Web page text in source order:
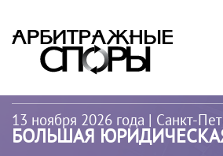
13 ноября 2026 года | Санкт-
БОЛЬШАЯ